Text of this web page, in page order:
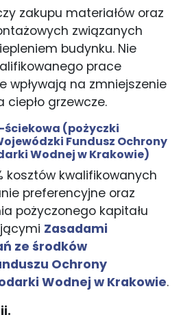
zakupu materiałów oraz
związanych
budynku. Nie
prace
wpływają na zmniejszenie
grzewcze.
ściekowa (pożyczki
Fundusz Ochrony
Wodnej w Krakowie)
kosztów kwalifikowanych
preferencyjne oraz
pożyczonego kapitału
Zasadami
ze środków
Ochrony
Wodnej w Krakowie.